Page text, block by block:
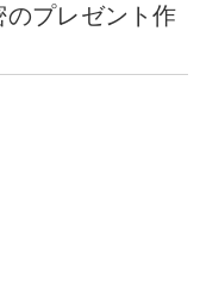
プレゼント作